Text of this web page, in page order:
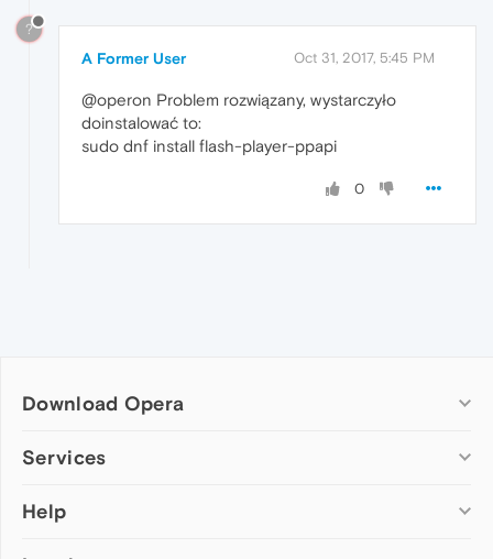
?
A Former User Oct 31, 2017, 5:45 PM
@operon Problem rozwiązany, wystarczyło
doinstalować to:
sudo dnf install flash-player-ppapi
0
Download Opera
Computer browsers
Opera for Mac
Services
Add-ons
Help